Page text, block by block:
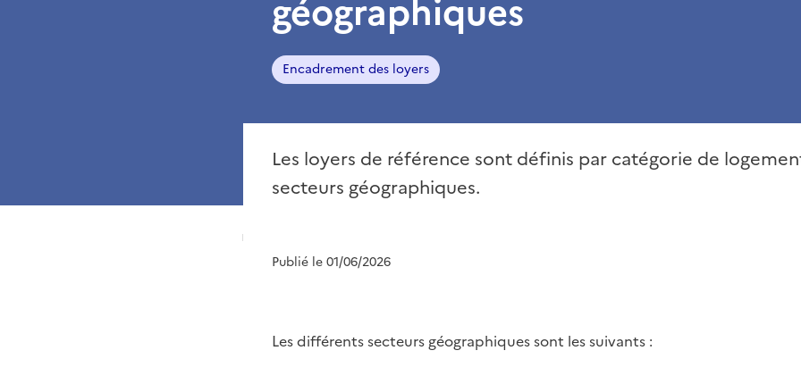
géographiques
Encadrement des loyers
Les loyers de référence sont définis par catégorie de
secteurs géographiques.
Publié le 01/06/2026
Les différents secteurs géographiques sont les suivants :